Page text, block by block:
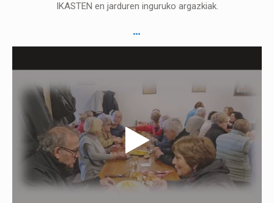
IKASTEN en jarduren inguruko argazkiak.